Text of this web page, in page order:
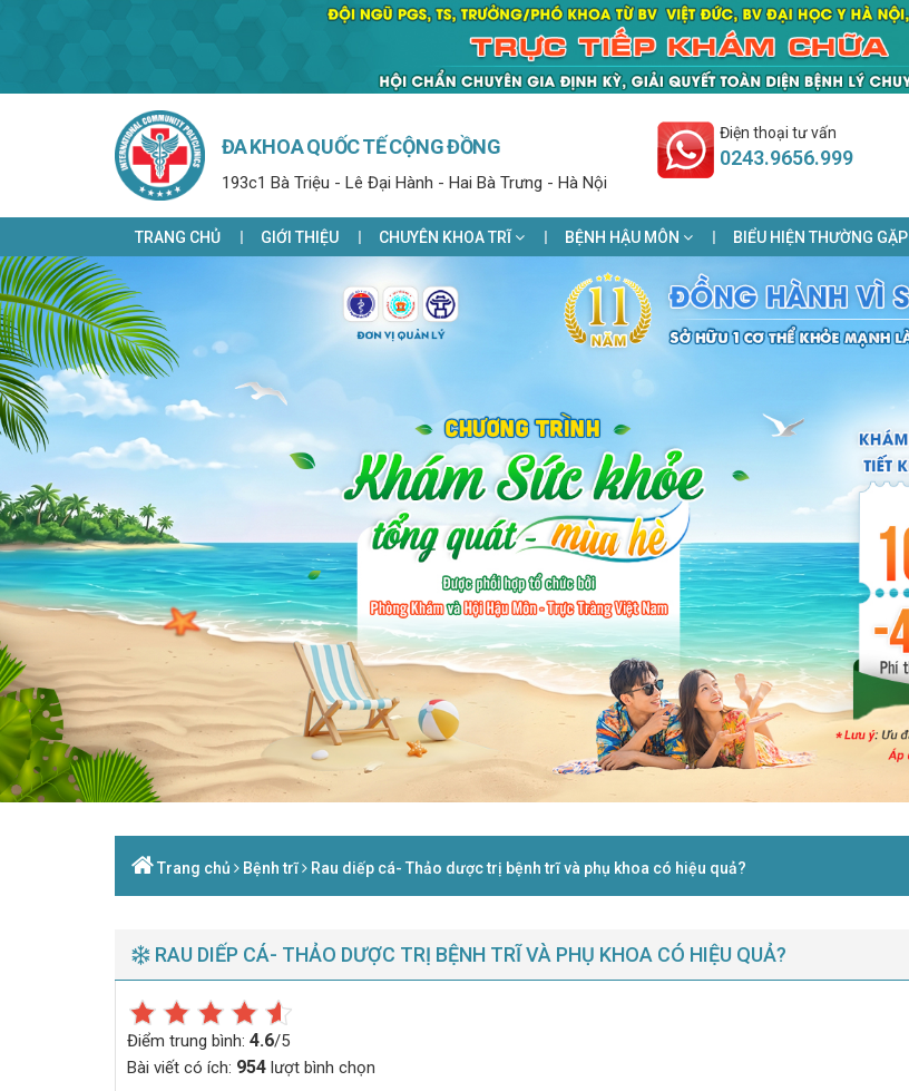
ĐA KHOA QUỐC TẾ CỘNG ĐỒNG
193c1 Bà Triệu - Lê Đại Hành - Hai Bà Trưng - Hà Nội
Điện thoại tư vấn
0243.9656.999
TRANG CHỦ GIỚI THIỆU CHUYÊN KHOA TRĨ BỆNH HẬU MÔN BIỂU HIỆN THƯỜNG GẶP
Trang chủ Bệnh trĩ Rau diếp cá- Thảo dược trị bệnh trĩ và phụ khoa có hiệu quả?
RAU DIẾP CÁ- THẢO DƯỢC TRỊ BỆNH TRĨ VÀ PHỤ KHOA CÓ HIỆU QUẢ?
Điểm trung bình: 4.6/5
Bài viết có ích: 954lượt bình chọn